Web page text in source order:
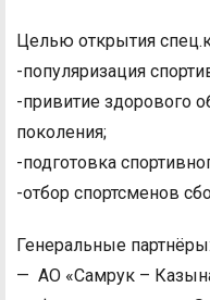
Целью открытия
-популяризация
-привитие здорового
поколения;
-подготовка
-отбор спортсменов
Генеральные партнёры:
— АО «Самрук –